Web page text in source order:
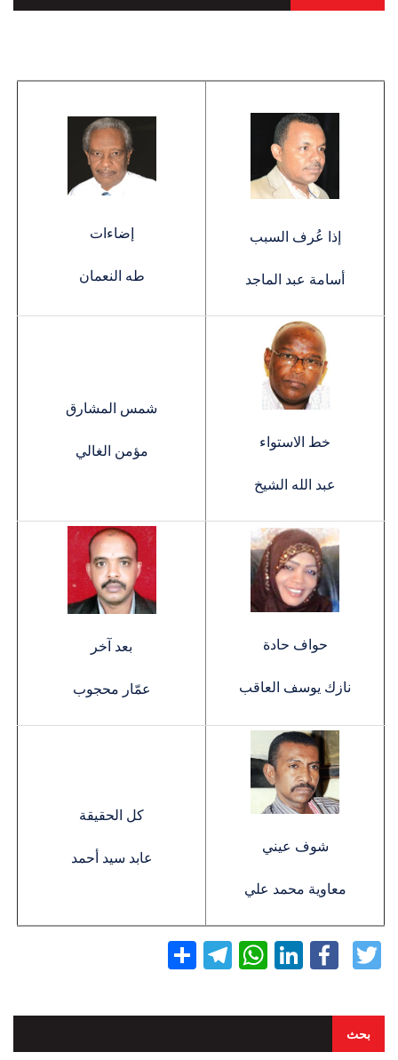
إذا عُرف السبب
أسامة عبد الماجد
إضاءات
طه النعمان
خط الاستواء
عبد الله الشيخ
شمس المشارق
مؤمن الغالي
حواف حادة
نازك يوسف العاقب
بعد آخر
عمّار محجوب
شوف عيني
معاوية محمد علي
كل الحقيقة
عابد سيد أحمد
Twitter
Facebook
LinkedIn
WhatsApp
Telegram
بحث